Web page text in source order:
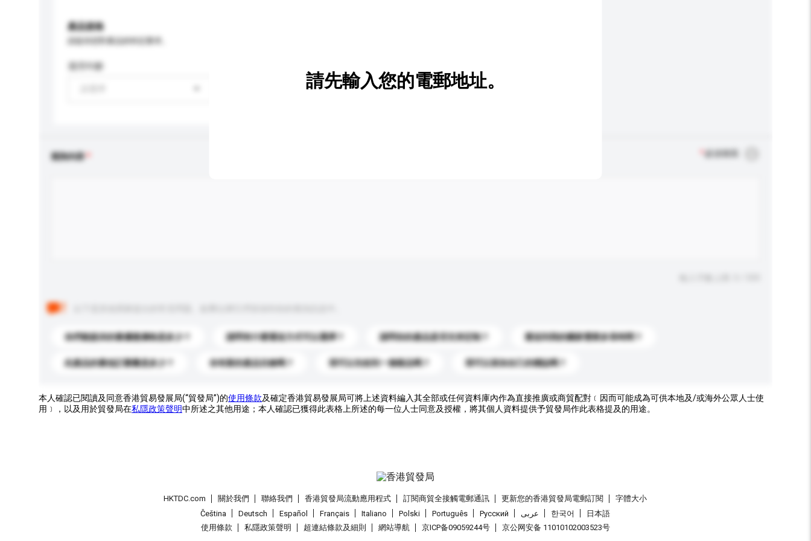
產品規格
適用年齡
新增/刪除選項
查詢內容
你們能提供的最優惠價格是多少？ 請問有什麼運送方式可以選擇？ 請問你的產品是否支持定制？ 運送到我的國家需要多長時間？
此產品的最低訂購量是多少？ 你有新的產品目錄嗎？ 我可以先收到一個樣品嗎？ 我可以添加自己的標誌嗎？
請先輸入您的電郵地址。
本人確認已閱讀及同意香港貿易發展局(“貿發局”)的使用條款及確定香港貿易發展局可將上述資料編入其全部或任何資料庫內作為直接推廣或商貿配對﹝因而可能成為可供本地及/或海外公眾人士使
用﹞，以及用於貿發局在私隱政策聲明中所述之其他用途；本人確認已獲得此表格上所述的每一位人士同意及授權，將其個人資料提供予貿發局作此表格提及的用途。
HKTDC.com 關於我們 聯絡我們 香港貿發局流動應用程式 訂閱商貿全接觸電郵通訊 更新您的香港貿發局電郵訂閱
字體大小
Čeština
Deutsch Español Français Italiano Polski Português Pусский عربى 한국어
日本語
使用條款
私隱政策聲明 超連結條款及細則 網站導航 京ICP备09059244号 京公网安备 11010102003523号